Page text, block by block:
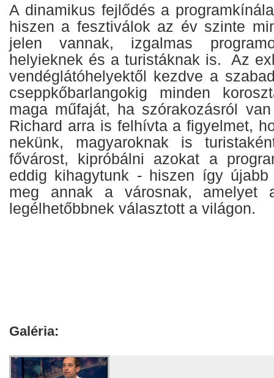
A dinamikus fejlődés a
hiszen a fesztiválok az év szinte
jelen vannak, izgalmas
helyieknek és a turistáknak is. Az
vendéglátóhelyektől kezdve a
cseppkőbarlangokig minden
maga műfaját, ha szórakozásról
Richard arra is felhívta a figyelmet,
nekünk, magyaroknak is
fővárost, kipróbálni azokat a
eddig kihagytunk - hiszen így újabb
meg annak a városnak,
legélhetőbbnek választott a világon.
Galéria: